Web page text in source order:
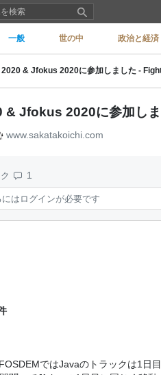
一般 世の中 政治と経済
2020 & Jfokus 2020に参加しました -
& Jfokus 2020に参加し
www.sakatakoichi.com
1
にはログインが必要です
ではJavaのトラックは1日